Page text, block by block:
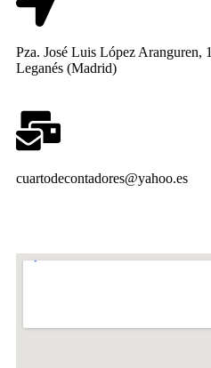
Pza. José Luis López Aranguren, 1
Leganés (Madrid)
cuartodecontadores@yahoo.es